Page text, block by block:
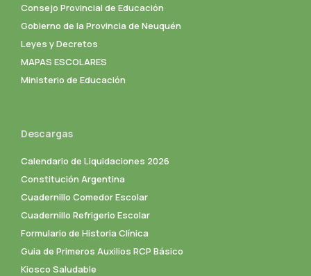
Consejo Provincial de Educación
Gobierno de la Provincia de Neuquén
Leyes y Decretos
MAPAS ESCOLARES
Ministerio de Educación
Descargas
Calendario de Liquidaciones 2026
Constitución Argentina
Cuadernillo Comedor Escolar
Cuadernillo Refrigerio Escolar
Formulario de Historia Clínica
Guia de Primeros Auxilios RCP Básico
Kiosco Saludable